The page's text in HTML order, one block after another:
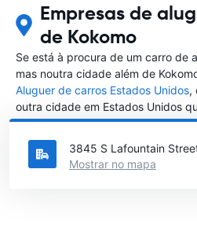
Empresas de
de Kokomo
Se está à procura de um carro de
mas noutra cidade além de
Aluguer de carros Estados Unidos,
outra cidade em Estados Unidos
carro
3845 S Lafountain
Mostrar no mapa